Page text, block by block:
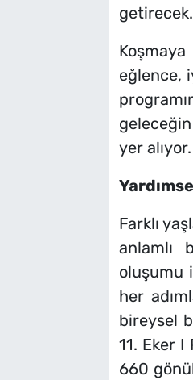
eğlence,
yer alıyor.
Farklı
anlamlı
oluşumu
her
bireysel
11. Eker I
660